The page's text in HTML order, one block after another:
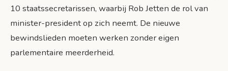
10 staatssecretarissen, waarbij Rob Jetten de rol van
minister-president op zich neemt. De nieuwe
bewindslieden moeten werken zonder eigen
parlementaire meerderheid.